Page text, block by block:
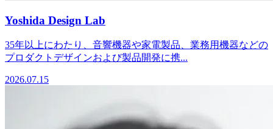
Yoshida Design Lab
35年以上にわたり、音響機器や家電製品、業務用機器などの
プロダクトデザインおよび製品開発に携...
2026.07.15